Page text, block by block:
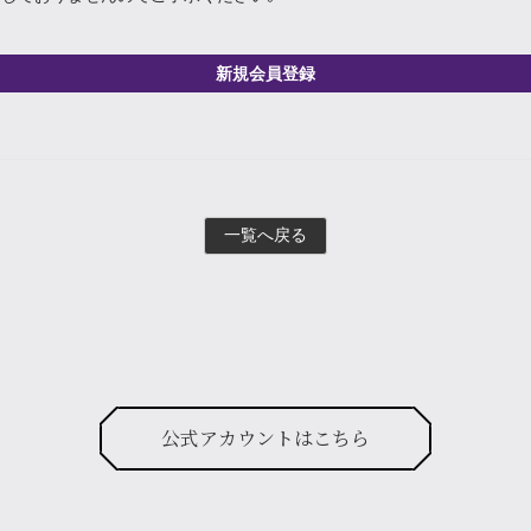
新規会員登録
一覧へ戻る
公式アカウントはこちら